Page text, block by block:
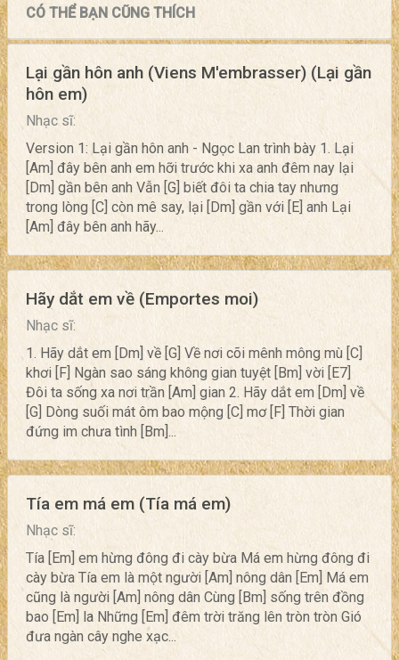
CÓ THỂ BẠN CŨNG THÍCH
Lại gần hôn anh (Viens M'embrasser) (Lại gần
hôn em)
Nhạc sĩ:
Version 1: Lại gần hôn anh - Ngọc Lan trình bày 1. Lại
[Am] đây bên anh em hỡi trước khi xa anh đêm nay lại
[Dm] gần bên anh Vẫn [G] biết đôi ta chia tay nhưng
trong lòng [C] còn mê say, lại [Dm] gần với [E] anh Lại
[Am] đây bên anh hãy...
Hãy dắt em về (Emportes moi)
Nhạc sĩ:
1. Hãy dắt em [Dm] về [G] Về nơi cõi mênh mông mù [C]
khơi [F] Ngàn sao sáng không gian tuyệt [Bm] vời [E7]
Đôi ta sống xa nơi trần [Am] gian 2. Hãy dắt em [Dm] về
[G] Dòng suối mát ôm bao mộng [C] mơ [F] Thời gian
đứng im chưa tình [Bm]...
Tía em má em (Tía má em)
Nhạc sĩ:
Tía [Em] em hừng đông đi cày bừa Má em hừng đông đi
cày bừa Tía em là một người [Am] nông dân [Em] Má em
cũng là người [Am] nông dân Cùng [Bm] sống trên đồng
bao [Em] la Những [Em] đêm trời trăng lên tròn tròn Gió
đưa ngàn cây nghe xạc...